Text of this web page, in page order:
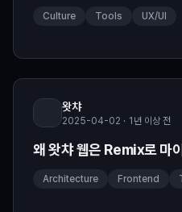
Culture Tools UX/UI
왓챠
2025-04-02 · 1년 이상 전
왜 왓챠 웹은 Remix로 마
Architecture Frontend